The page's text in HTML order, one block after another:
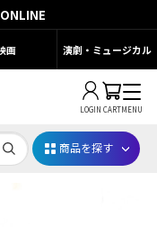
画 演劇・ミュージカル
LOGIN CARTMENU
商品を探す